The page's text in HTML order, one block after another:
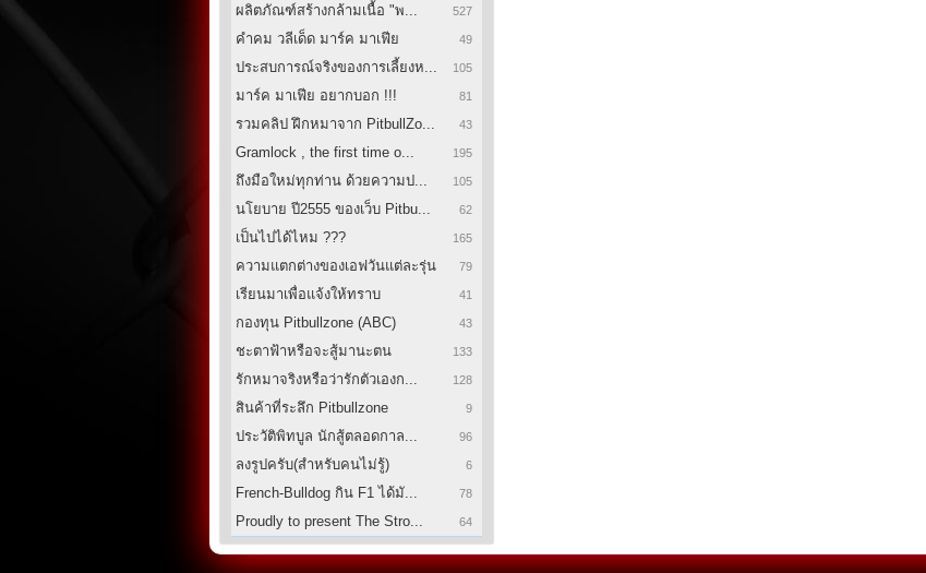
ผลิตภัณฑ์สร้างกล้ามเนื้อ "พ... 527
คำคม วลีเด็ด มาร์ค มาเฟีย 49
ประสบการณ์จริงของการเลี้ยงห... 105
มาร์ค มาเฟีย อยากบอก !!! 81
รวมคลิป ฝึกหมาจาก PitbullZo... 43
Gramlock , the first time o... 195
ถึงมือใหม่ทุกท่าน ด้วยความป... 105
นโยบาย ปี2555 ของเว็บ Pitbu... 62
เป็นไปได้ไหม ??? 165
ความแตกต่างของเอฟวันแต่ละรุ่น 79
เรียนมาเพื่อแจ้งให้ทราบ 41
กองทุน Pitbullzone (ABC) 43
ชะตาฟ้าหรือจะสู้มานะตน 133
รักหมาจริงหรือว่ารักตัวเองก... 128
สินค้าที่ระลึก Pitbullzone 9
ประวัติพิทบูล นักสู้ตลอดกาล... 96
ลงรูปครับ(สำหรับคนไม่รู้) 6
French-Bulldog กิน F1 ได้มั... 78
Proudly to present The Stro... 64